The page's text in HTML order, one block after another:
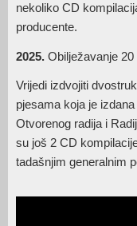
nekoliko CD
producente.
2025. Obilježavanje
Vrijedi izdvojiti
pjesama koja je
Otvorenog radija i
su još 2 CD
tadašnjim generalnim